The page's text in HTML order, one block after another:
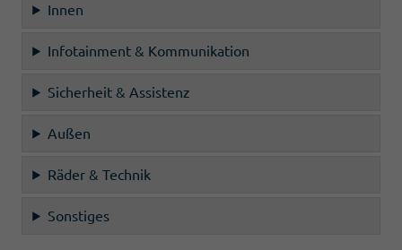
Innen
Infotainment & Kommunikation
Sicherheit & Assistenz
Außen
Räder & Technik
Sonstiges